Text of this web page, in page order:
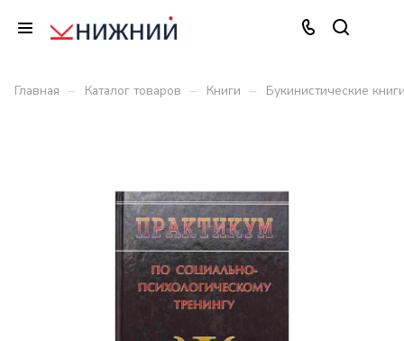
Главная – Каталог товаров – Книги – Букинистические